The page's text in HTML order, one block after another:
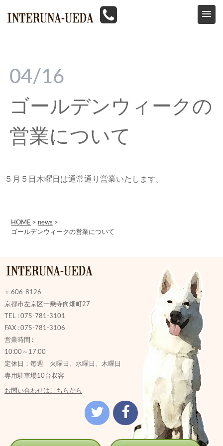
HOME>news>
ゴールデンウィークの営業について
04/16
ゴールデンウィークの
営業について
５月５日木曜日は通常通り営業いたします。
HOME > news >
ゴールデンウィークの営業について
〒606-8126
京都市左京区一乗寺向畑町27
TEL : 075-781-3101
FAX : 075-781-3106
営業時間 :
10:00～17:00
定休日：毎週 火曜日、水曜日、木曜日
専用駐車場10台収容
お問い合わせはこちらから